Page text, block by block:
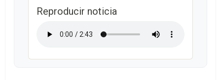
Reproducir noticia